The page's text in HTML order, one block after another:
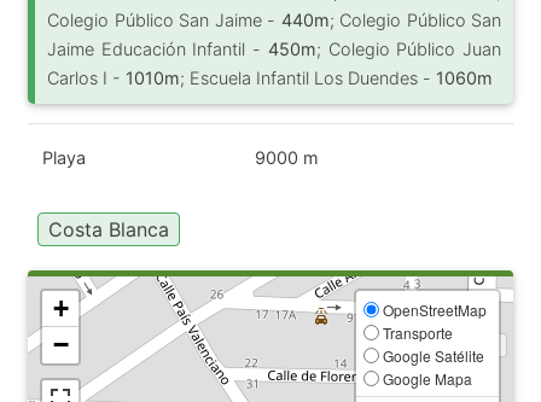
Colegio Público San Jaime - 440m; Colegio Público San
Jaime Educación Infantil - 450m; Colegio Público Juan
Carlos I - 1010m; Escuela Infantil Los Duendes - 1060m
Playa 9000 m
Costa Blanca
+
−
OpenStreetMap
Transporte
Google Satélite
Google Mapa